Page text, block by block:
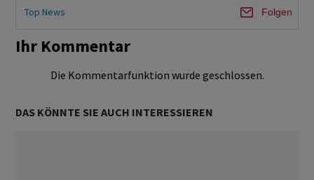
Top News Folgen
Ihr Kommentar
Die Kommentarfunktion wurde geschlossen.
DAS KÖNNTE SIE AUCH INTERESSIEREN